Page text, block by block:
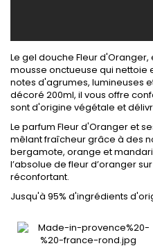
Le gel douche Fleur
mousse onctueuse qui nettoie
notes d'agrumes, lumineuses
décoré 200ml, il vous offre
sont d'origine végétale et
Le parfum Fleur d'Oranger et
mêlant fraîcheur grâce à des
bergamote, orange et
l’absolue de fleur d’oranger
réconfortant.
Jusqu'à 95% d'ingrédients